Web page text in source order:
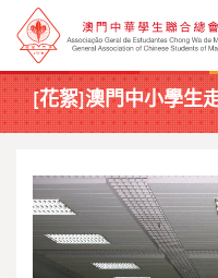
[花絮]澳門中小學生